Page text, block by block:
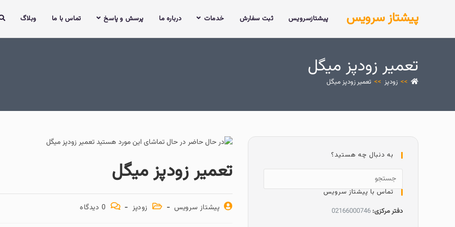
پیشتاز سرویس پیشتازسرویس ثبت سفارش خدمات درباره ما پرسش و پاسخ تماس با ما وبلاگ
تعمیر زودپز میگل
>> زودپز >> تعمیر زودپز میگل
تعمیر زودپز میگل
پیشتاز سرویس زودپز 0 دیدگاه
به دنبال چه هستید؟
تماس با پیشتاز سرویس
دفتر مرکزی: 02166000746